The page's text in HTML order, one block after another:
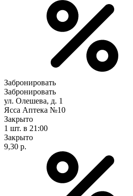
Забронировать
Забронировать
ул. Олешева, д. 1
Ясса Аптека №10
Закрыто
1 шт. в 21:00
Закрыто
9,30 р.